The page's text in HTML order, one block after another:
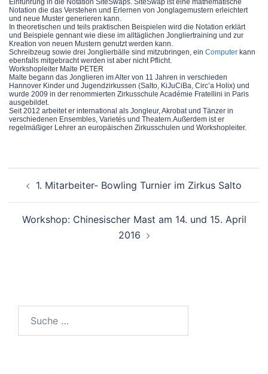
Einführung in die Notation SiteSwaps. SiteSwap ist eine mathematische
Notation die das Verstehen und Erlernen von Jonglagemustern erleichtert
und neue Muster generieren kann.
In theoretischen und teils praktischen Beispielen wird die Notation erklärt
und Beispiele gennant wie diese im alltäglichen Jongliertraining und zur
Kreation von neuen Mustern genutzt werden kann.
Schreibzeug sowie drei Jonglierbälle sind mitzubringen, ein Computer kann
ebenfalls mitgebracht werden ist aber nicht Pflicht.
Workshopleiter Malte PETER
Malte begann das Jonglieren im Alter von 11 Jahren in verschieden
Hannover Kinder und Jugendzirkussen (Salto, KiJuCiBa, Circ’a Holix) und
wurde 2009 in der renommierten Zirkusschule Académie Fratellini in Paris
ausgebildet.
Seit 2012 arbeitet er international als Jongleur, Akrobat und Tänzer in
verschiedenen Ensembles, Varietés und Theatern.Außerdem ist er
regelmäßiger Lehrer an europäischen Zirkusschulen und Workshopleiter.
1. Mitarbeiter- Bowling Turnier im Zirkus Salto
Workshop: Chinesischer Mast am 14. und 15. April
2016